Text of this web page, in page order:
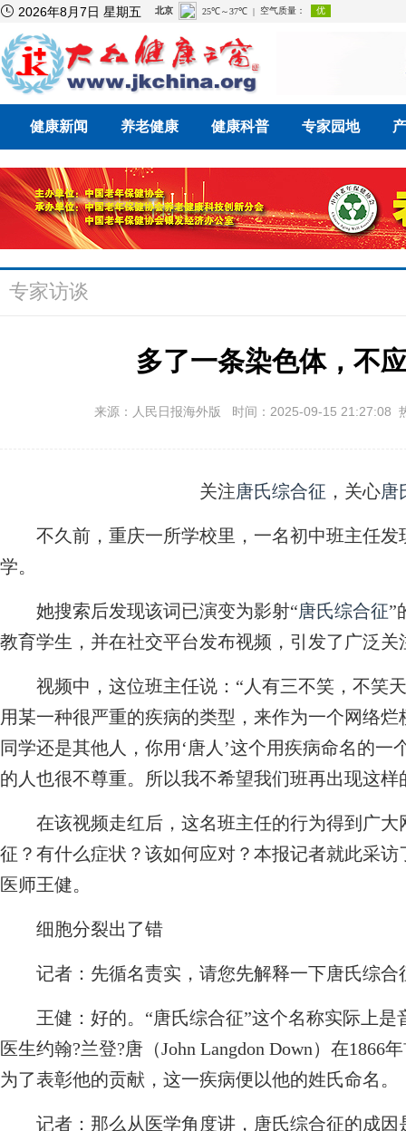
 2026年8月7日 星期五
健康新闻 养老健康 健康科普 专家园地
专家访谈
多了一条染色体，不
来源：人民日报海外版 时间：2025-09-15 21:27:08
关注唐氏综合征 ，关心唐
不久前，重庆一所学校里，一名初中班主任发
学。
她搜索后发现该词已演变为影射“唐氏综合征”
教育学生，并在社交平台发布视频，引发了广泛关
视频中，这位班主任说：“人有三不笑，不笑
用某一种很严重的疾病的类型，来作为一个网络
同学还是其他人，你用‘唐人’这个用疾病命名的
的人也很不尊重。所以我不希望我们班再出现这样
在该视频走红后，这名班主任的行为得到广大
征？有什么症状？该如何应对？本报记者就此采
医师王健。
细胞分裂出了错
记者： 先循名责实，请您先解释一下唐氏综
王健： 好的。“唐氏综合征”这个名称实际上是
医生约翰?兰登?唐（John Langdon Down）在
为了表彰他的贡献，这一疾病便以他的姓氏命名。
记者： 那么从医学角度讲，唐氏综合征的成因